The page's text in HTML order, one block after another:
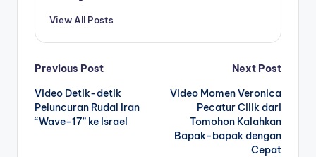
View All Posts
Post
navigation
Previous Post
Video Detik-detik
Peluncuran Rudal Iran
“Wave-17” ke Israel
Next Post
Video Momen Veronica
Pecatur Cilik dari
Tomohon Kalahkan
Bapak-bapak dengan
Cepat